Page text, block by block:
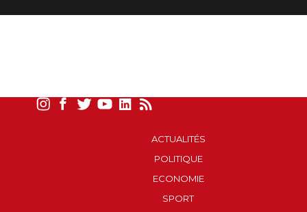
ACTUALITÉS
POLITIQUE
ECONOMIE
SPORT